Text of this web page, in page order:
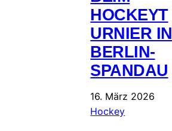
HOCKEYT
URNIER IN
BERLIN-
SPANDAU
16. März 2026
Hockey